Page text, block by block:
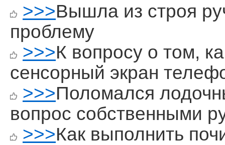
>>>Вышла из строя
проблему
>>>К вопросу о том,
сенсорный экран
>>>Поломался
вопрос собственными
>>>Как выполнить